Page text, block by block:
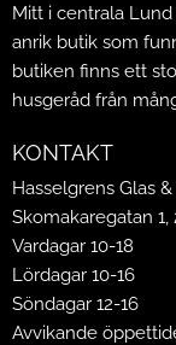
Mitt i centrala Lund
anrik butik som
butiken finns ett
husgeråd från
KONTAKT
Hasselgrens Glas
Skomakaregatan 1,
Vardagar 10-18
Lördagar 10-16
Söndagar 12-16
Avvikande